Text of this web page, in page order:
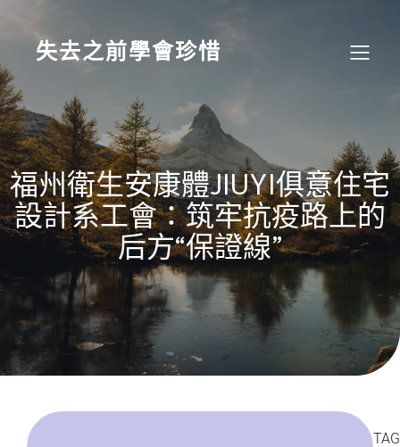
content
失去之前學會珍惜
福州衛生安康體JIUYI俱意住宅
設計系工會：筑牢抗疫路上的
后方“保證線”